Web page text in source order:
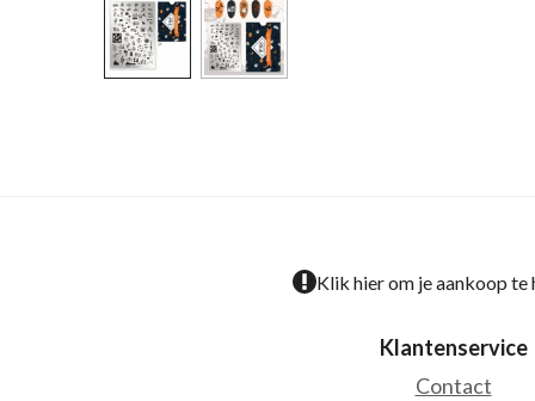
Klik hier om je aankoop te
Klantenservice
Contact